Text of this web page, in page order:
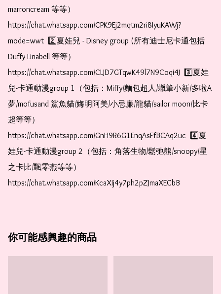
marroncream 等等）
https://chat.whatsapp.com/CPK9Ej2mqtm2ri8IyuKAWj?
mode=wwt  2️⃣夏娃兒 - Disney group (所有迪士尼卡通包括
Duffy Linabell 等等）
https://chat.whatsapp.com/CLJD7GTqwK49l7N9Coqi4J  3️⃣夏娃
兒-卡通動漫group 1（包括：Miffy/麵包超人/蠟筆小新/多啦A
夢/mofusand 鯊魚貓/娒明阿美/小忌廉/龍貓/sailor moon/比卡
超等等）
https://chat.whatsapp.com/GnH9R6G1EnqAsFfBCAq2uc  4️⃣夏
娃兒-卡通動漫group 2（包括：角落生物/鬆弛熊/snoopy/星
之卡比/飄零燕等等）
https://chat.whatsapp.com/KcaXIj4y7ph2pZJmaXECbB
你可能感興趣的商品